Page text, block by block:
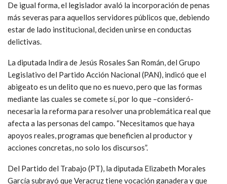
De igual forma, el legislador avaló la incorporación de penas
más severas para aquellos servidores públicos que, debiendo
estar de lado institucional, deciden unirse en conductas
delictivas.
La diputada Indira de Jesús Rosales San Román, del Grupo
Legislativo del Partido Acción Nacional (PAN), indicó que el
abigeato es un delito que no es nuevo, pero que las formas
mediante las cuales se comete sí, por lo que –consideró-
necesaria la reforma para resolver una problemática real que
afecta a las personas del campo. “Necesitamos que haya
apoyos reales, programas que beneficien al productor y
acciones concretas, no solo los discursos”.
Del Partido del Trabajo (PT), la diputada Elizabeth Morales
García subrayó que Veracruz tiene vocación ganadera y que